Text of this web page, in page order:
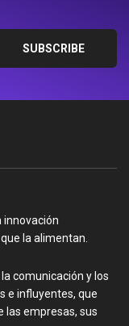
innovación
la alimentan.
comunicación y los
e influyentes, que
las empresas, sus